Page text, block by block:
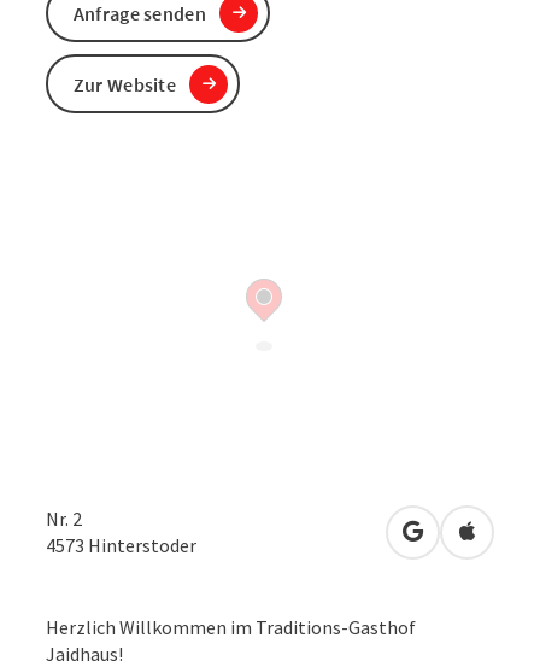
Nr. 2
4573 Hinterstoder in Google
in
Herzlich Willkommen im Traditions-Gasthof
Jaidhaus!
Anfrage senden
Zur Website